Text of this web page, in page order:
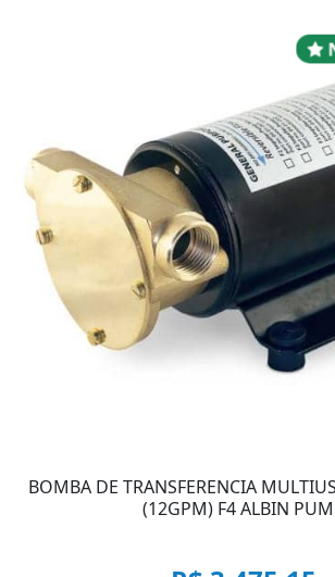
BOMBA DE TRANSFERENCIA
(12GPM) F4 ALBIN